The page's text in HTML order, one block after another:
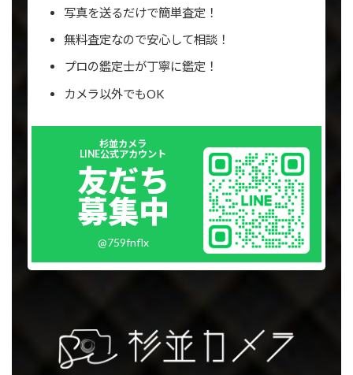
写真を送るだけで簡単査定！
無料査定なので安心して相談！
プロの鑑定士が丁寧に鑑定！
カメラ以外でもOK
杉並カメラ
LINE公式アカウント
友だち
募集中
@759fnflx